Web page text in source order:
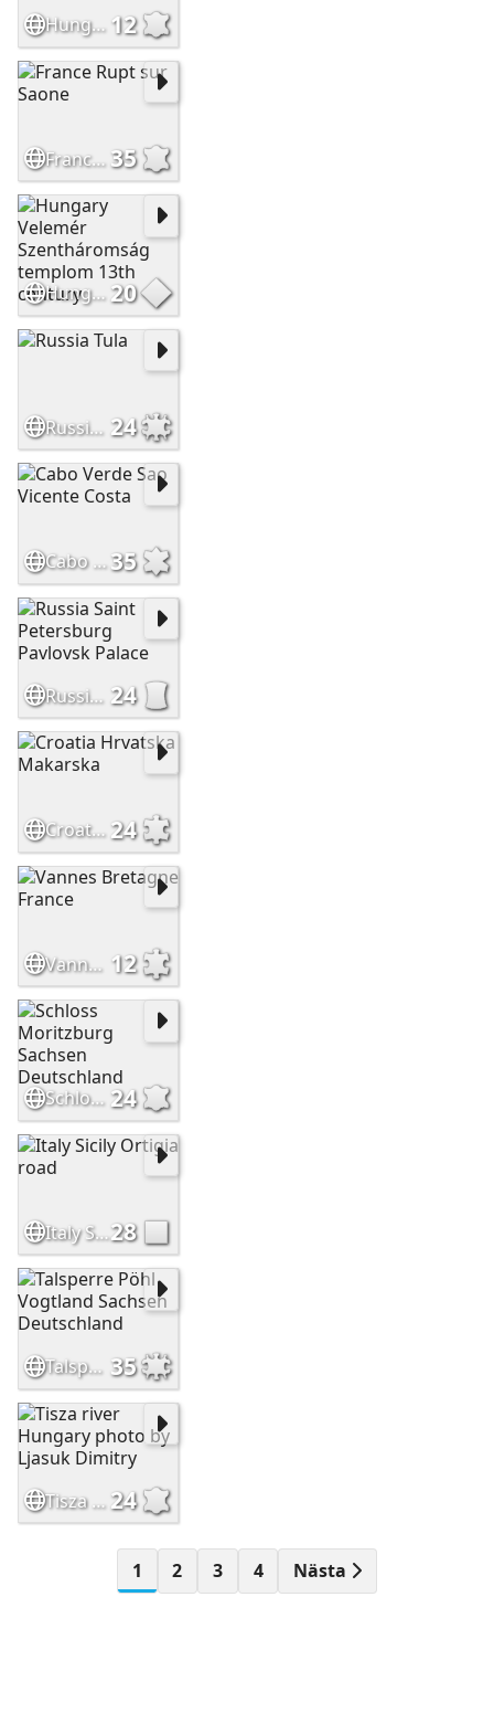
Hungary Sorokpolány kastély park 12
France Rupt sur Saone 35
Hungary Velemér Szentháromság templom 13th century 20
Russia Tula 24
Cabo Verde Sao Vicente Costa35
Russia Saint Petersburg Pavlovsk Palace 24
Croatia Hrvatska Makarska 24
Vannes Bretagne France 12
Schloss Moritzburg Sachsen Deutschland 24
Italy Sicily Ortigia road28
Talsperre Pöhl Vogtland Sachsen Deutschland 35
Tisza river Hungary photo by Ljasuk Dimitry 24
1 2 3 4 Nästa